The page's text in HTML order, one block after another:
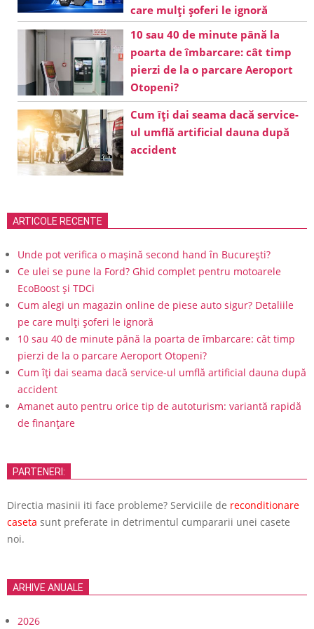
care mulți șoferi le ignoră
10 sau 40 de minute până la
poarta de îmbarcare: cât timp
pierzi de la o parcare Aeroport
Otopeni?
Cum îți dai seama dacă service-
ul umflă artificial dauna după
accident
ARTICOLE RECENTE
Unde pot verifica o mașină second hand în București?
Ce ulei se pune la Ford? Ghid complet pentru motoarele
EcoBoost și TDCi
Cum alegi un magazin online de piese auto sigur? Detaliile
pe care mulți șoferi le ignoră
10 sau 40 de minute până la poarta de îmbarcare: cât timp
pierzi de la o parcare Aeroport Otopeni?
Cum îți dai seama dacă service-ul umflă artificial dauna după
accident
Amanet auto pentru orice tip de autoturism: variantă rapidă
de finanțare
PARTENERI:
Directia masinii iti face probleme? Serviciile de reconditionare
caseta sunt preferate in detrimentul cumpararii unei casete
noi.
ARHIVE ANUALE
2026